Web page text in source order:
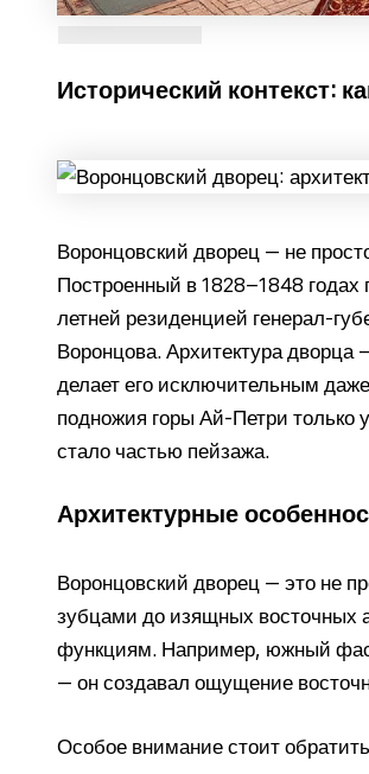
Исторический контекст:
Воронцовский дворец — не
Построенный в 1828–1848 годах
летней резиденцией генерал-
Воронцова. Архитектура дворца
делает его исключительным
подножия горы Ай-Петри только
стало частью пейзажа.
Архитектурные
Воронцовский дворец — это не
зубцами до изящных восточных
функциям. Например, южный
— он создавал ощущение
Особое внимание стоит